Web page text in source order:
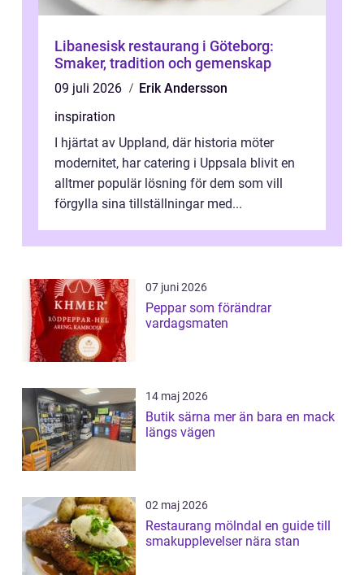
Libanesisk restaurang i Göteborg:
Smaker, tradition och gemenskap
09 juli 2026
Erik Andersson
inspiration
I hjärtat av Uppland, där historia möter
modernitet, har catering i Uppsala blivit en
alltmer populär lösning för dem som vill
förgylla sina tillställningar med...
07 juni 2026
Peppar som förändrar
vardagsmaten
14 maj 2026
Butik särna mer än bara en mack
längs vägen
02 maj 2026
Restaurang mölndal en guide till
smakupplevelser nära stan